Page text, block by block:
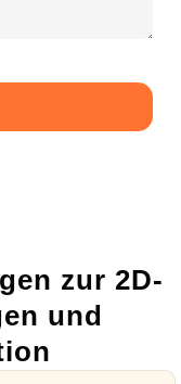
zur 2D-
und